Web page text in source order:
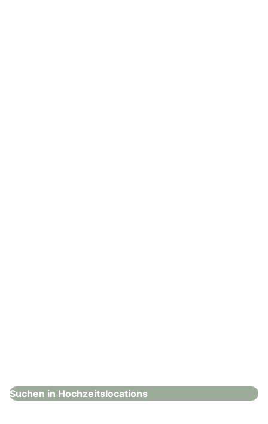
Suchen in Hochzeitslocations